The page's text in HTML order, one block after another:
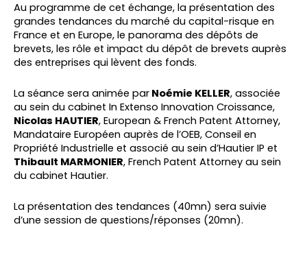
Au programme de cet échange, la présentation des
grandes tendances du marché du capital-risque en
France et en Europe, le panorama des dépôts de
brevets, les rôle et impact du dépôt de brevets auprès
des entreprises qui lèvent des fonds.
La séance sera animée par Noémie KELLER, associée
au sein du cabinet In Extenso Innovation Croissance,
Nicolas HAUTIER, European & French Patent Attorney,
Mandataire Européen auprès de l’OEB, Conseil en
Propriété Industrielle et associé au sein d’Hautier IP et
Thibault MARMONIER, French Patent Attorney au sein
du cabinet Hautier.
La présentation des tendances (40mn) sera suivie
d’une session de questions/réponses (20mn).